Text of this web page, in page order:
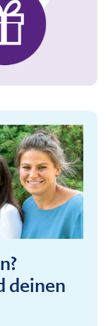
deinen